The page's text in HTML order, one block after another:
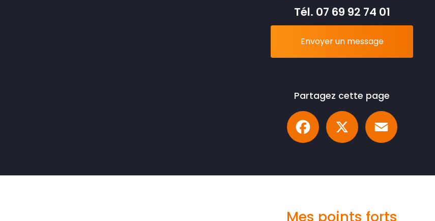
Tél. 07 69 92 74 01
Envoyer un message
Partagez cette page
Facebook
Mes points forts